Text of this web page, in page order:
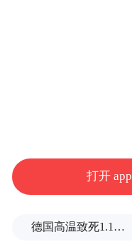
space services.”
打开
德国高温致死1.19万人，为2016年来最高纪录